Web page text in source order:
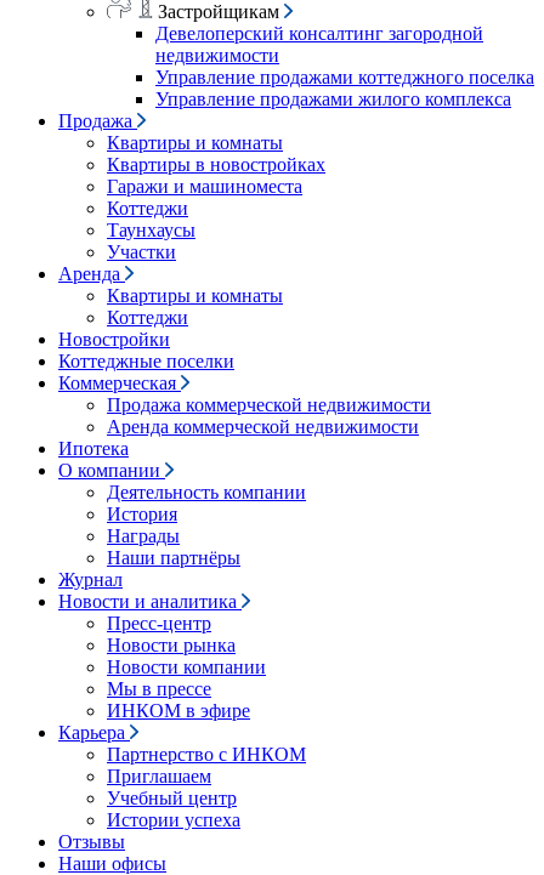
Застройщикам
Девелоперский консалтинг загородной
недвижимости
Управление продажами коттеджного поселка
Управление продажами жилого комплекса
Продажа
Квартиры и комнаты
Квартиры в новостройках
Гаражи и машиноместа
Коттеджи
Таунхаусы
Участки
Аренда
Квартиры и комнаты
Коттеджи
Новостройки
Коттеджные поселки
Коммерческая
Продажа коммерческой недвижимости
Аренда коммерческой недвижимости
Ипотека
О компании
Деятельность компании
История
Награды
Наши партнёры
Журнал
Новости и аналитика
Пресс-центр
Новости рынка
Новости компании
Мы в прессе
ИНКОМ в эфире
Карьера
Партнерство с ИНКОМ
Приглашаем
Учебный центр
Истории успеха
Отзывы
Наши офисы